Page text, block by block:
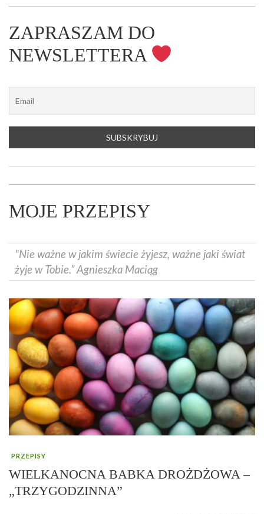
ZAPRASZAM DO
NEWSLETTERA
MOJE PRZEPISY
"Nie ważne w jakim świecie żyjesz, ważne jaki świat
żyje w Tobie.” Agnieszka Maciąg
PRZEPISY
WIELKANOCNA BABKA DROŻDŻOWA –
„TRZYGODZINNA”